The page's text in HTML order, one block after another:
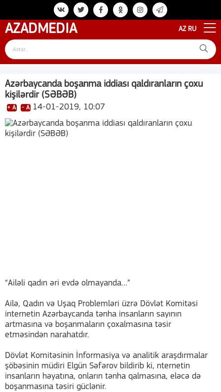
AZADMEDIA AZ RU
Azərbaycanda boşanma iddiası qaldıranların çoxu
kişilərdir (SƏBƏB)
+ A - A 14-01-2019, 10:07
“Ailəli qadın əri evdə olmayanda…”
Ailə, Qadın və Uşaq Problemləri üzrə Dövlət Komitəsi
internetin Azərbaycanda tənha insanların sayının
artmasına və boşanmaların çoxalmasına təsir
etməsindən narahatdır.
Dövlət Komitəsinin İnformasiya və analitik araşdırmalar
şöbəsinin müdiri Elgün Səfərov bildirib ki, nternetin
insanların həyatına, onların tənha qalmasına, eləcə də
boşanmasına təsiri güclənir.